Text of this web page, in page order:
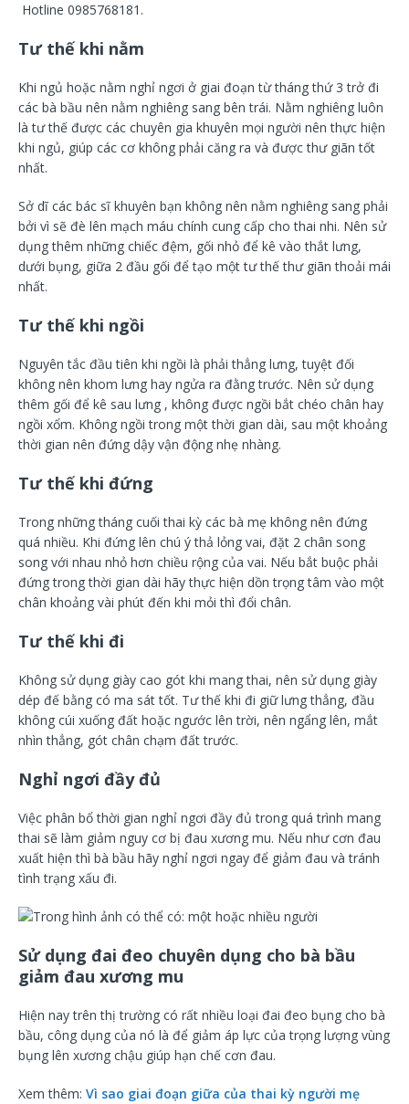
Hotline 0985768181.
Tư thế khi nằm
Khi ngủ hoặc nằm nghỉ ngơi ở giai đoạn từ tháng thứ 3 trở đi
các bà bầu nên nằm nghiêng sang bên trái. Nằm nghiêng luôn
là tư thế được các chuyên gia khuyên mọi người nên thực hiện
khi ngủ, giúp các cơ không phải căng ra và được thư giãn tốt
nhất.
Sở dĩ các bác sĩ khuyên bạn không nên nằm nghiêng sang phải
bởi vì sẽ đè lên mạch máu chính cung cấp cho thai nhi. Nên sử
dụng thêm những chiếc đệm, gối nhỏ để kê vào thắt lưng,
dưới bụng, giữa 2 đầu gối để tạo một tư thế thư giãn thoải mái
nhất.
Tư thế khi ngồi
Nguyên tắc đầu tiên khi ngồi là phải thẳng lưng, tuyệt đối
không nên khom lưng hay ngửa ra đằng trước. Nên sử dụng
thêm gối để kê sau lưng , không được ngồi bắt chéo chân hay
ngồi xổm. Không ngồi trong một thời gian dài, sau một khoảng
thời gian nên đứng dậy vận động nhẹ nhàng.
Tư thế khi đứng
Trong những tháng cuối thai kỳ các bà mẹ không nên đứng
quá nhiều. Khi đứng lên chú ý thả lỏng vai, đặt 2 chân song
song với nhau nhỏ hơn chiều rộng của vai. Nếu bắt buộc phải
đứng trong thời gian dài hãy thực hiện dồn trọng tâm vào một
chân khoảng vài phút đến khi mỏi thì đổi chân.
Tư thế khi đi
Không sử dụng giày cao gót khi mang thai, nên sử dụng giày
dép đế bằng có ma sát tốt. Tư thế khi đi giữ lưng thẳng, đầu
không cúi xuống đất hoặc ngước lên trời, nên ngẩng lên, mắt
nhìn thẳng, gót chân chạm đất trước.
Nghỉ ngơi đầy đủ
Việc phân bổ thời gian nghỉ ngơi đầy đủ trong quá trình mang
thai sẽ làm giảm nguy cơ bị đau xương mu. Nếu như cơn đau
xuất hiện thì bà bầu hãy nghỉ ngơi ngay để giảm đau và tránh
tình trạng xấu đi.
Sử dụng đai đeo chuyên dụng cho bà bầu
giảm đau xương mu
Hiện nay trên thị trường có rất nhiều loại đai đeo bụng cho bà
bầu, công dụng của nó là để giảm áp lực của trọng lượng vùng
bụng lên xương chậu giúp hạn chế cơn đau.
Xem thêm: Vì sao giai đoạn giữa của thai kỳ người mẹ